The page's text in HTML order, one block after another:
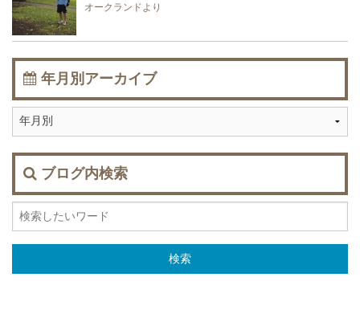
オークランドより
年月別アーカイブ
ブログ内検索